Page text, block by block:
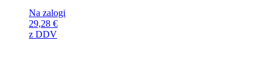
Na zalogi
29,28 €
z DDV